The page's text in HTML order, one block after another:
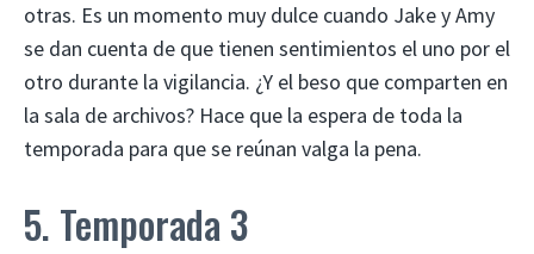
otras. Es un momento muy dulce cuando Jake y Amy
se dan cuenta de que tienen sentimientos el uno por el
otro durante la vigilancia. ¿Y el beso que comparten en
la sala de archivos? Hace que la espera de toda la
temporada para que se reúnan valga la pena.
5. Temporada 3